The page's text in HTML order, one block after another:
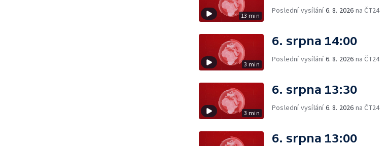
13 min
Poslední vysílání6. 8. 2026 na ČT24
3 min
6. srpna 14:00
Poslední vysílání6. 8. 2026 na ČT24
3 min
6. srpna 13:30
Poslední vysílání6. 8. 2026 na ČT24
6. srpna 13:00